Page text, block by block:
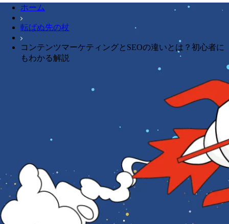
ホーム
転ばぬ先の杖
コンテンツマーケティングとSEOの違いとは？初心者に
もわかる解説